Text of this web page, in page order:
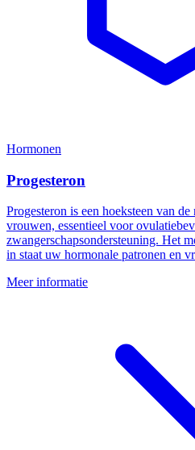
Hormonen
Progesteron
Progesteron is een hoeksteen van
vrouwen, essentieel voor
zwangerschapsondersteuning. Het
in staat uw hormonale patronen en
Meer informatie